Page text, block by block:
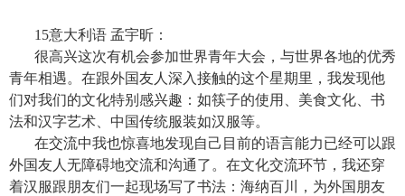
15意大利语 孟宇昕：
很高兴这次有机会参加世界青年大会，与世界各地的优秀
青年相遇。在跟外国友人深入接触的这个星期里，我发现他
们对我们的文化特别感兴趣：如筷子的使用、美食文化、书
法和汉字艺术、中国传统服装如汉服等。
在交流中我也惊喜地发现自己目前的语言能力已经可以跟
外国友人无障碍地交流和沟通了。在文化交流环节，我还穿
着汉服跟朋友们一起现场写了书法：海纳百川，为外国朋友